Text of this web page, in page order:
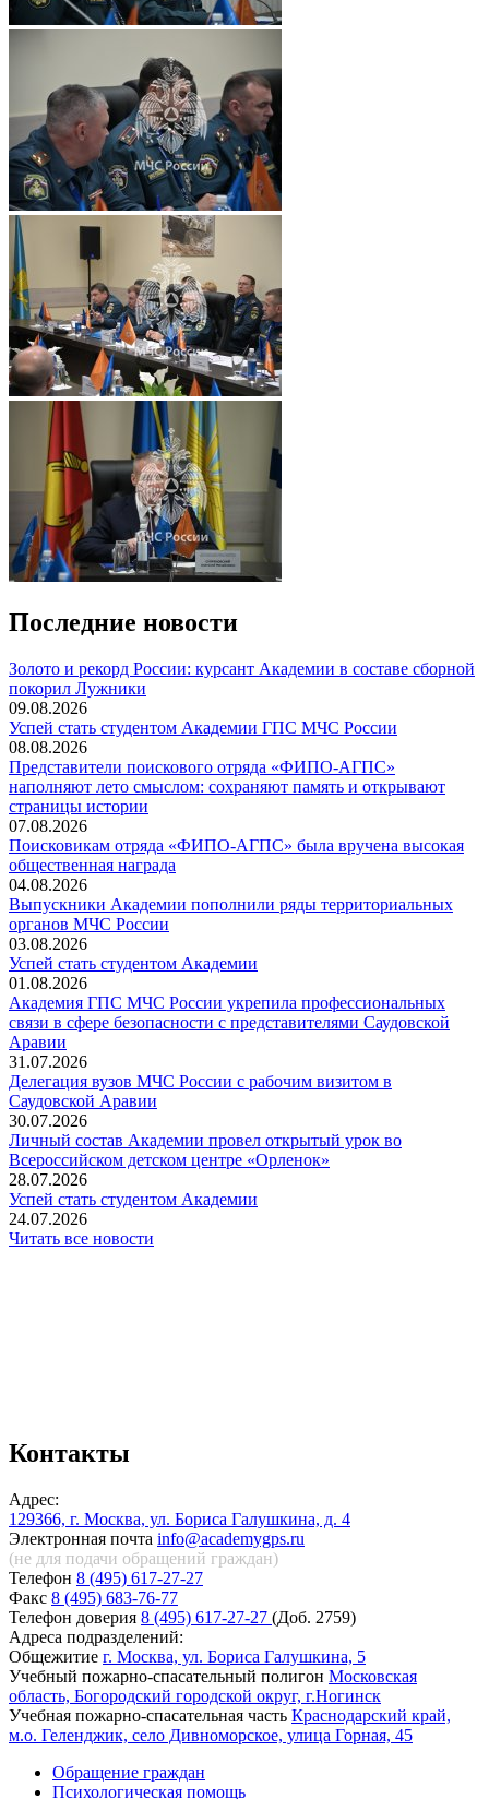
Последние новости
Золото и рекорд России: курсант Академии в составе сборной
покорил Лужники
09.08.2026
️Успей стать студентом Академии ГПС МЧС России
08.08.2026
Представители поискового отряда «ФИПО-АГПС»
наполняют лето смыслом: сохраняют память и открывают
страницы истории
07.08.2026
Поисковикам отряда «ФИПО-АГПС» была вручена высокая
общественная награда
04.08.2026
Выпускники Академии пополнили ряды территориальных
органов МЧС России
03.08.2026
Успей стать студентом Академии
01.08.2026
Академия ГПС МЧС России укрепила профессиональных
связи в сфере безопасности с представителями Саудовской
Аравии
31.07.2026
Делегация вузов МЧС России с рабочим визитом в
Саудовской Аравии
30.07.2026
Личный состав Академии провел открытый урок во
Всероссийском детском центре «Орленок»
28.07.2026
️Успей стать студентом Академии
24.07.2026
Читать все новости
Контакты
Адрес:
129366, г. Москва, ул. Бориса Галушкина, д. 4
Электронная почта info@academygps.ru
(не для подачи обращений граждан)
Телефон 8 (495) 617-27-27
Факс 8 (495) 683-76-77
Телефон доверия 8 (495) 617-27-27 (Доб. 2759)
Адреса подразделений:
Общежитие г. Москва, ул. Бориса Галушкина, 5
Учебный пожарно-спасательный полигон Московская
область, Богородский городской округ, г.Ногинск
Учебная пожарно-спасательная часть Краснодарский край,
м.о. Геленджик, село Дивноморское, улица Горная, 45
Обращение граждан
Психологическая помощь